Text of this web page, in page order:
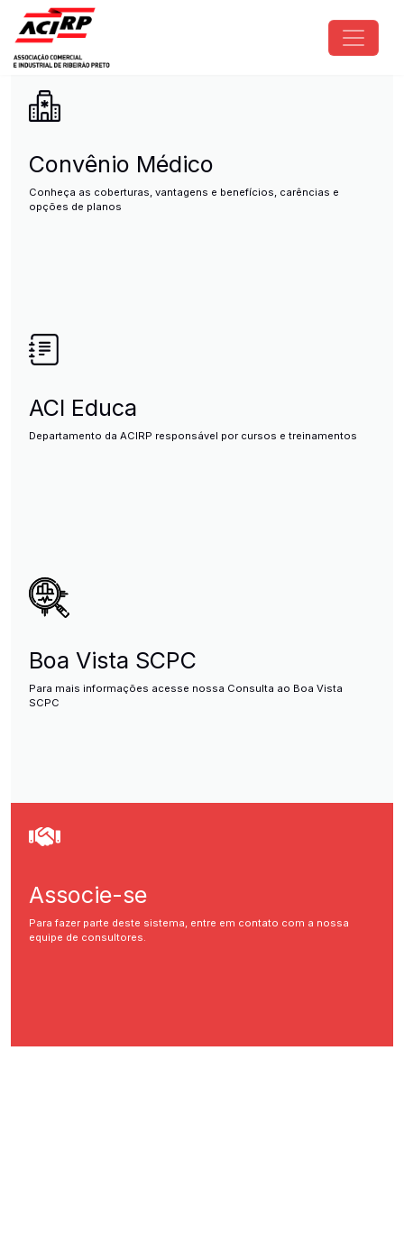
Pular para o conteúdo principal
ACIRP - Associação Comercial
Convênio Médico
Conheça as coberturas, vantagens e benefícios, carências e
opções de planos
ACI Educa
Departamento da ACIRP responsável por cursos e treinamentos
Boa Vista SCPC
Para mais informações acesse nossa Consulta ao Boa Vista
SCPC
Associe-se
Para fazer parte deste sistema, entre em contato com a nossa
equipe de consultores.